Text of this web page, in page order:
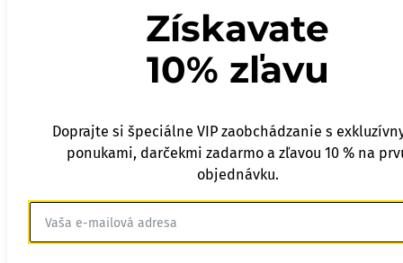
Získavate
10% zľavu
Doprajte si špeciálne VIP zaobchádzanie s
ponukami, darčekmi zadarmo a zľavou 10 % na
objednávku.